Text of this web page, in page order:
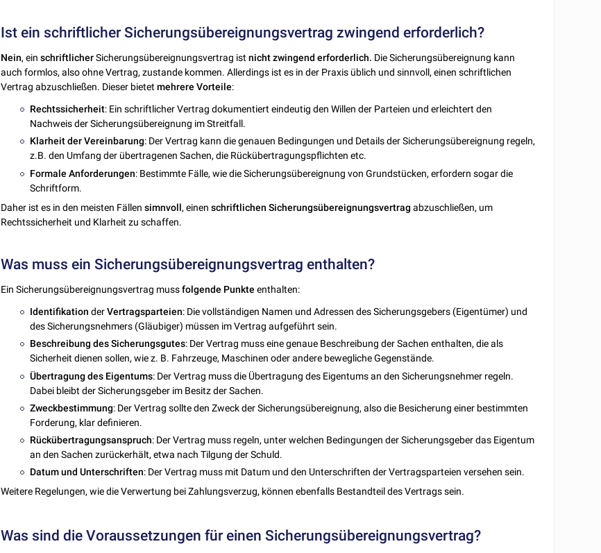
Ist ein schriftlicher Sicherungsübereignungsvertrag zwingend erforderlich?
Nein, einschriftlicherSicherungsübereignungsvertrag istnichtzwingend erforderlich. Die Sicherungsübereignung kann
auch formlos, also ohne Vertrag, zustande kommen. Allerdings ist es in der Praxis üblich und sinnvoll, einen schriftlichen
Vertrag abzuschließen. Dieser bietetmehrere Vorteile:
Rechtssicherheit: Ein schriftlicher Vertrag dokumentiert eindeutig den Willen der Parteien und erleichtert den
Nachweis der Sicherungsübereignung im Streitfall.
KlarheitderVereinbarung: Der Vertrag kann die genauen Bedingungen und Details der Sicherungsübereignung regeln,
z.B. den Umfang der übertragenen Sachen, die Rückübertragungspflichten etc.
Formale Anforderungen: Bestimmte Fälle, wie die Sicherungsübereignung von Grundstücken, erfordern sogar die
Schriftform.
Daher ist es in den meisten Fällensimnvoll, einenschriftlichen Sicherungsübereignungsvertrag abzuschließen, um
Rechtssicherheit und Klarheit zu schaffen.
Was muss ein Sicherungsübereignungsvertrag enthalten?
Ein Sicherungsübereignungsvertrag mussfolgende Punkte enthalten:
Identifikation derVertragsparteien: Die vollständigen Namen und Adressen des Sicherungsgebers (Eigentümer) und
des Sicherungsnehmers (Gläubiger) müssen im Vertrag aufgeführt sein.
Beschreibung desSicherungsgutes: Der Vertrag muss eine genaue Beschreibung der Sachen enthalten, die als
Sicherheit dienen sollen, wie z. B. Fahrzeuge, Maschinen oder andere bewegliche Gegenstände.
Übertragung des Eigentums: Der Vertrag muss die Übertragung des Eigentums an den Sicherungsnehmer regeln.
Dabei bleibt der Sicherungsgeber im Besitz der Sachen.
Zweckbestimmung: Der Vertrag sollte den Zweck der Sicherungsübereignung, also die Besicherung einer bestimmten
Forderung, klar definieren.
Rückübertragungsanspruch: Der Vertrag muss regeln, unter welchen Bedingungen der Sicherungsgeber das Eigentum
an den Sachen zurückerhält, etwa nach Tilgung der Schuld.
Datumund Unterschriften: Der Vertrag muss mit Datum und den Unterschriften der Vertragsparteien versehen sein.
Weitere Regelungen, wie die Verwertung bei Zahlungsverzug, können ebenfalls Bestandteil des Vertrags sein.
Was sind die Voraussetzungen für einen Sicherungsübereignungsvertrag?